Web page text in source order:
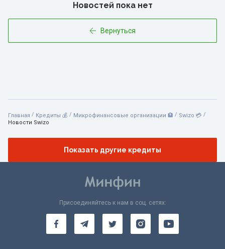
Новостей пока нет
Вернуться
Главная / Кредиты 💰 / Микрофинансовые организации 🏦 / Swizo 💳 /
Новости Swizo
Показать другие кредиты
Присоединяйтесь к нам в соц. сетях: